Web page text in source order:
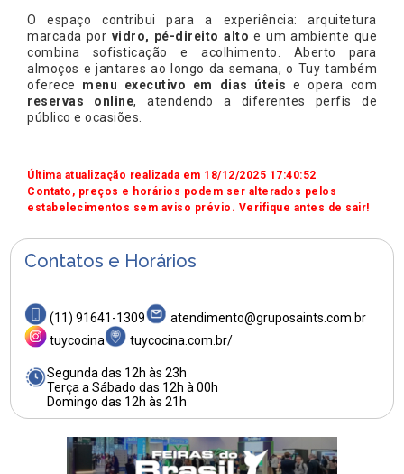
O espaço contribui para a experiência: arquitetura
marcada por vidro, pé-direito alto e um ambiente que
combina sofisticação e acolhimento. Aberto para
almoços e jantares ao longo da semana, o Tuy também
oferece menu executivo em dias úteis e opera com
reservas online, atendendo a diferentes perfis de
público e ocasiões.
Última atualização realizada em 18/12/2025 17:40:52
Contato, preços e horários podem ser alterados pelos
estabelecimentos sem aviso prévio. Verifique antes de sair!
Contatos e Horários
(11) 91641-1309
atendimento@gruposaints.com.br
tuycocina
tuycocina.com.br/
Segunda das 12h às 23h
Terça a Sábado das 12h à 00h
Domingo das 12h às 21h